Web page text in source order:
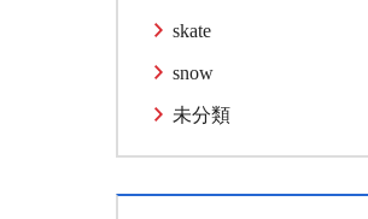
skate
snow
未分類